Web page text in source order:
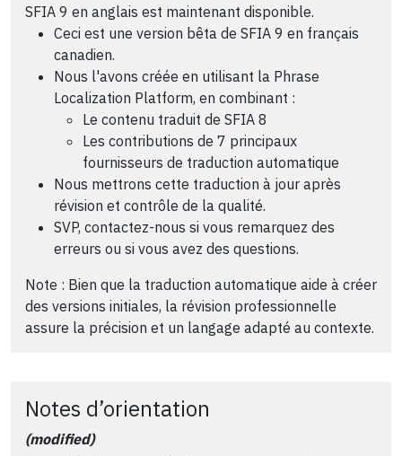
SFIA 9 en anglais est maintenant disponible.
Ceci est une version bêta de SFIA 9 en français
canadien.
Nous l'avons créée en utilisant la Phrase
Localization Platform, en combinant :
Le contenu traduit de SFIA 8
Les contributions de 7 principaux
fournisseurs de traduction automatique
Nous mettrons cette traduction à jour après
révision et contrôle de la qualité.
SVP, contactez-nous si vous remarquez des
erreurs ou si vous avez des questions.
Note : Bien que la traduction automatique aide à créer
des versions initiales, la révision professionnelle
assure la précision et un langage adapté au contexte.
Notes d’orientation
(modified)